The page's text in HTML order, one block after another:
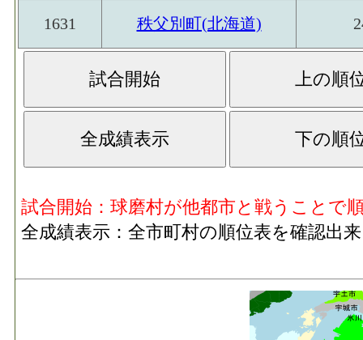
1631 秩父別町(北海道)
試合開始：球磨村が他都市と戦うことで
全成績表示：全市町村の順位表を確認出